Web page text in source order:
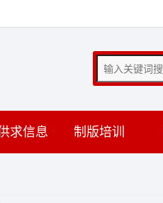
求信息 制版培训